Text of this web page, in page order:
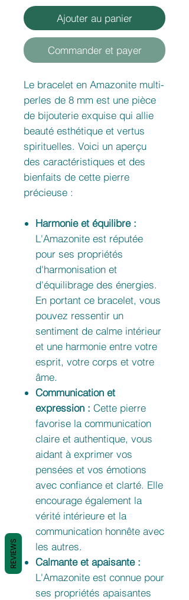
Ajouter au panier
Commander et payer
Le bracelet en Amazonite multi-
perles de 8 mm est une pièce
de bijouterie exquise qui allie
beauté esthétique et vertus
spirituelles. Voici un aperçu
des caractéristiques et des
bienfaits de cette pierre
précieuse :
Harmonie et équilibre :
L'Amazonite est réputée
pour ses propriétés
d'harmonisation et
d'équilibrage des énergies.
En portant ce bracelet, vous
pouvez ressentir un
sentiment de calme intérieur
et une harmonie entre votre
esprit, votre corps et votre
âme.
Communication et
expression : Cette pierre
favorise la communication
claire et authentique, vous
aidant à exprimer vos
pensées et vos émotions
avec confiance et clarté. Elle
encourage également la
vérité intérieure et la
communication honnête avec
les autres.
Calmante et apaisante :
L'Amazonite est connue pour
ses propriétés apaisantes
REVIEWS